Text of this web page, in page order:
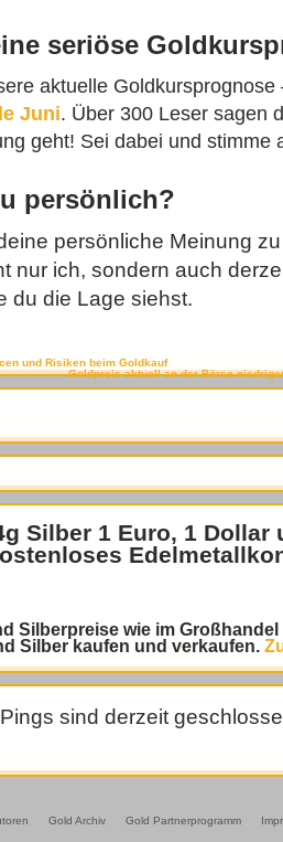
seriöse
aktuelle
Juni. Über 300 Leser sagen
geht! Sei dabei und stimme
persönlich?
persönliche Meinung
nur ich, sondern auch
du die Lage siehst.
und Risiken beim Goldkauf
Goldpreis aktuell an der Börse
Silber 1 Euro, 1 Dollar
Silberpreise wie im
Silber kaufen und verkaufen.
sind derzeit
Gold Archiv Gold Partnerprogramm